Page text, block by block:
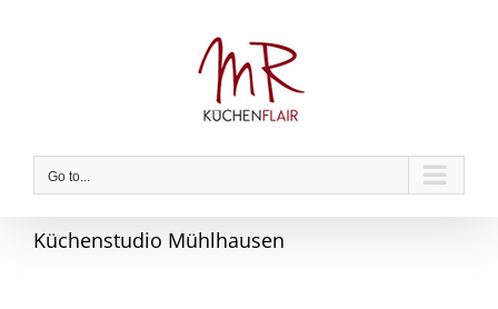
Go to...
Küchenstudio Mühlhausen